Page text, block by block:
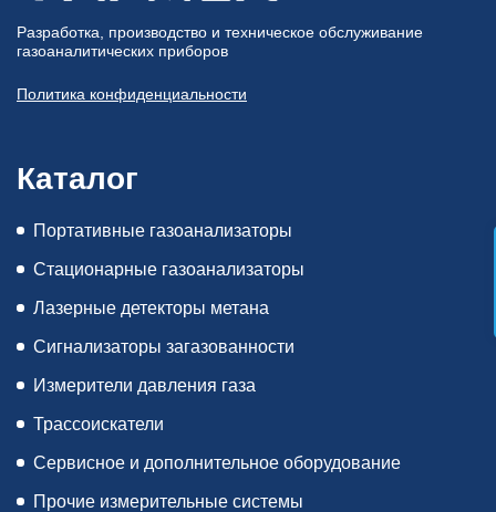
Разработка, производство и техническое обслуживание
газоаналитических приборов
Политика конфиденциальности
Каталог
Портативные газоанализаторы
Стационарные газоанализаторы
Лазерные детекторы метана
Сигнализаторы загазованности
Измерители давления газа
Трассоискатели
Сервисное и дополнительное оборудование
Прочие измерительные системы